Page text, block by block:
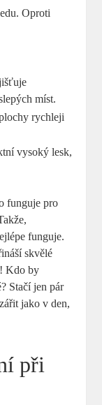
Oproti
míst.
rychleji
vysoký lesk,
funguje pro
funguje.
skvělé
Kdo by
Stačí jen pár
jako v den,
při